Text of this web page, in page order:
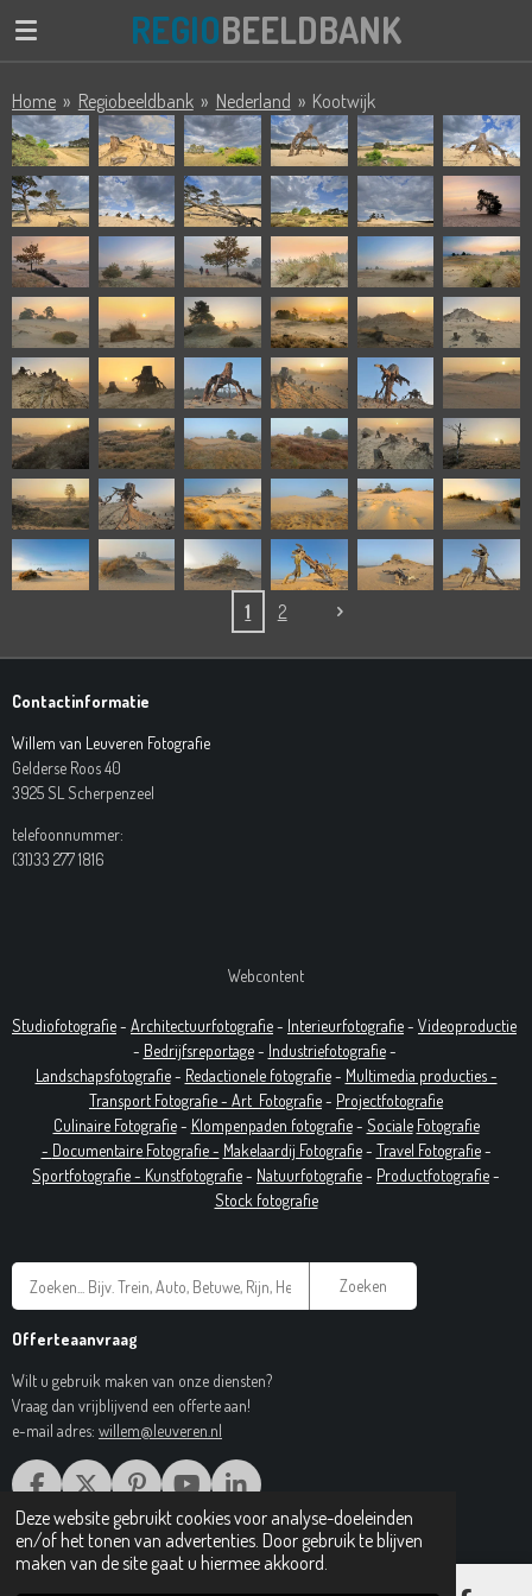
Deze website gebruikt cookies voor analyse-doeleinden
en/of het tonen van advertenties. Door gebruik te blijven
maken van de site gaat u hiermee akkoord.
Ga
de
hoofdinhoud
REGIOBEELDBANK
Home » Regiobeeldbank » Nederland » Kootwijk
1 2
Contactinformatie
Willem van Leuveren Fotografie
Gelderse Roos 40
3925 SL Scherpenzeel
telefoonnummer:
(31)33 277 1816
Webcontent
Studiofotografie- Architectuurfotografie- Interieurfotografie- Videoproductie
- Bedrijfsreportage- Industriefotografie-
Landschapsfotografie- Redactionele fotografie- Multimedia producties -
Transport Fotografie - Art Fotografie- Projectfotografie
Culinaire Fotografie- Klompenpaden fotografie- Sociale Fotografie
- Documentaire Fotografie- Makelaardij Fotografie- Travel Fotografie-
Sportfotografie - Kunstfotografie- Natuurfotografie- Productfotografie-
Stock fotografie
Zoeken
Offerteaanvraag
Wilt u gebruik maken van onze diensten?
Vraag dan vrijblijvend een offerte aan!
e-mail adres: willem@leuveren.nl
F
A
C
E
X
P
I
N
T
Y
O
U
T
L
I
N
K
© 2017 Regiobeeldbank.nl